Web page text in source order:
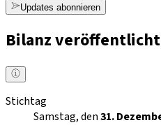
Updates abonnieren
Bilanz
Stichtag
Samstag, den31.